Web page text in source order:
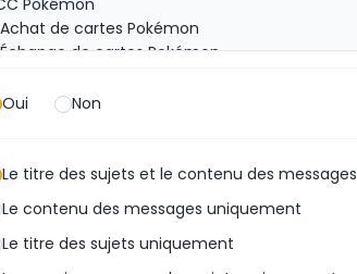
Oui Non
Le titre des sujets et le contenu des messages
Le contenu des messages uniquement
Le titre des sujets uniquement